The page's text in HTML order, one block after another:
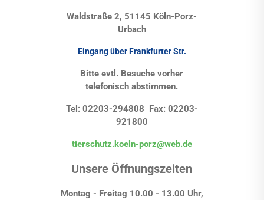
Waldstraße 2, 51145 Köln-Porz-
Urbach
Eingang über Frankfurter Str.
Bitte evtl. Besuche vorher
telefonisch abstimmen.
Tel: 02203-294808 Fax: 02203-
921800
tierschutz.koeln-porz@web.de
Unsere Öffnungszeiten
Montag - Freitag 10.00 - 13.00 Uhr,